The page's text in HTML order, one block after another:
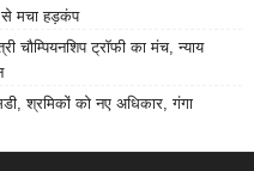
से मचा हड़कंप
ट्रॉफी का मंच, न्याय
श्रमिकों को नए अधिकार, गंगा